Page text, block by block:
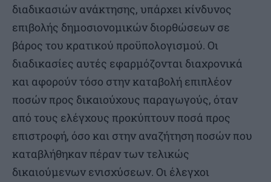
διαδικασιών ανάκτησης, υπάρχει κίνδυνος
επιβολής δημοσιονομικών διορθώσεων σε
βάρος του κρατικού προϋπολογισμού. Οι
διαδικασίες αυτές εφαρμόζονται διαχρονικά
και αφορούν τόσο στην καταβολή επιπλέον
ποσών προς δικαιούχους παραγωγούς, όταν
από τους ελέγχους προκύπτουν ποσά προς
επιστροφή, όσο και στην αναζήτηση ποσών που
καταβλήθηκαν πέραν των τελικώς
δικαιούμενων ενισχύσεων. Οι έλεγχοι